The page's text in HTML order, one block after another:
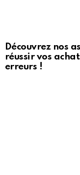
Découvrez nos
réussir vos
erreurs !